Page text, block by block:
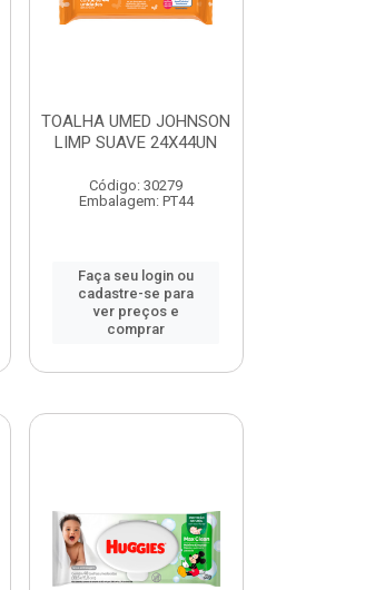
TOALHA UMED JOHNSON
LIMP SUAVE 24X44UN
Código: 30279
Embalagem: PT44
Faça seu login ou
cadastre-se para
ver preços e
comprar